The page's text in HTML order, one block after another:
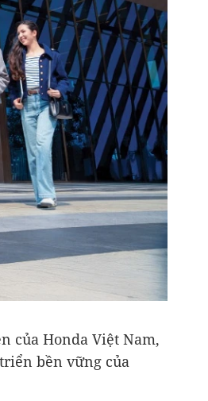
của Honda Việt Nam,
bền vững của